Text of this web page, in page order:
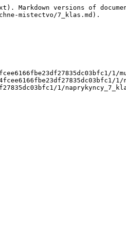
versions of
mistectvo/7_klas.md).
1/
1/